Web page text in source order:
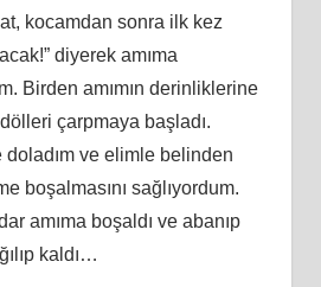
kocamdan sonra ilk kez
diyerek amıma
Birden amımın derinliklerine
çarpmaya başladı.
doladım ve elimle belinden
boşalmasını sağlıyordum.
amıma boşaldı ve abanıp
kaldı…